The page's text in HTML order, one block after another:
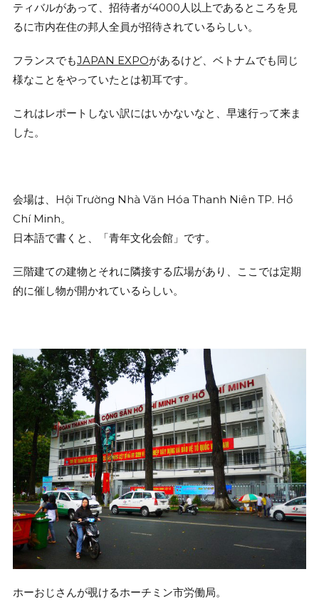
ティバルがあって、招待者が4000人以上であるところを見
るに市内在住の邦人全員が招待されているらしい。
フランスでもJAPAN EXPOがあるけど、ベトナムでも同じ
様なことをやっていたとは初耳です。
これはレポートしない訳にはいかないなと、早速行って来ま
した。
会場は、Hội Trường Nhà Văn Hóa Thanh Niên TP. Hồ
Chí Minh。
日本語で書くと、「青年文化会館」です。
三階建ての建物とそれに隣接する広場があり、ここでは定期
的に催し物が開かれているらしい。
ホーおじさんが覗けるホーチミン市労働局。